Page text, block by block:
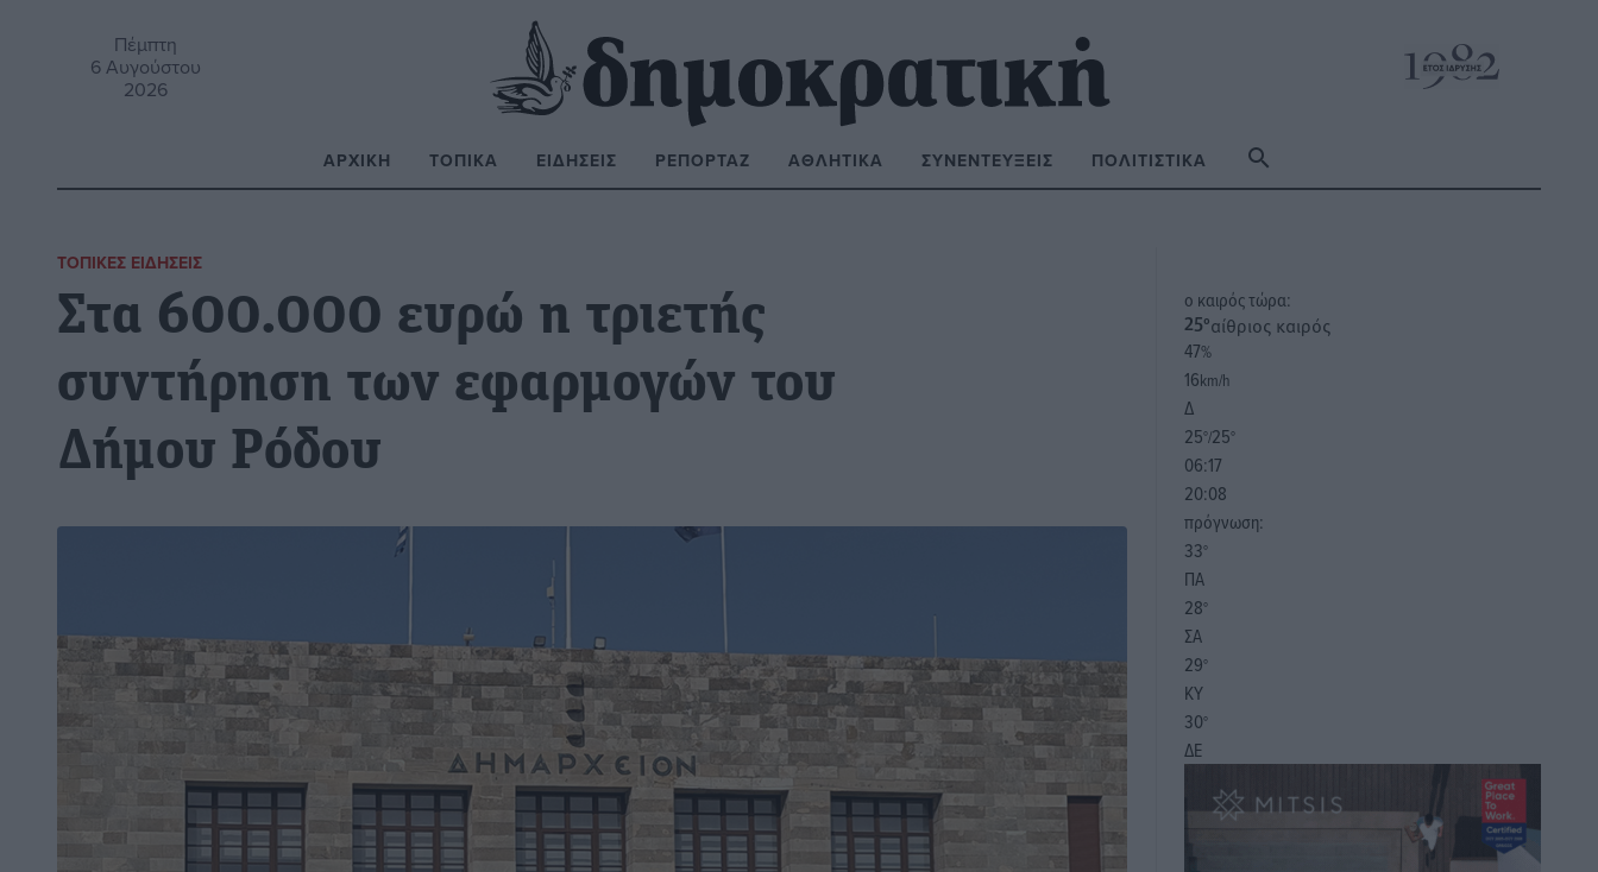
Πέμπτη
6 Αυγούστου
2026
ΑΡΧΙΚΉ ΤΟΠΙΚΆ ΕΙΔΉΣΕΙΣ ΡΕΠΟΡΤΆΖ ΑΘΛΗΤΙΚΆ ΣΥΝΕΝΤΕΎΞΕΙΣ ΠΟΛΙΤΙΣΤΙΚΆ
ΤΟΠΙΚΈΣ ΕΙΔΉΣΕΙΣ
Στα 600.000 ευρώ η τριετής
συντήρηση των εφαρμογών του
Δήμου Ρόδου
o καιρός τώρα:
25°αίθριος καιρός
47%
16km/h
Δ
25°/25°
06:17
20:08
πρόγνωση:
33°
ΠΑ
28°
ΣΑ
29°
ΚΥ
30°
ΔΕ